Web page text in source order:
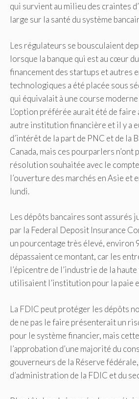
qui survient au milieu des craintes
large sur la santé du système
Les régulateurs se bousculaient
lorsque la banque qui est au cœur
financement des startups et autres
technologiques a été placée sous
qui équivalait à une course
L’option préférée aurait été de faire
autre institution financière et il y a
d’intérêt de la part de PNC et de la
Canada, mais ces pourparlers n’ont
résolution souhaitée avec le
l’ouverture des marchés en Asie et
lundi.
Les dépôts bancaires sont assurés
par la Federal Deposit Insurance
un pourcentage très élevé, environ
dépassaient ce montant, car les
l’épicentre de l’industrie de la
utilisaient l’institution pour la paie
La FDIC peut protéger les dépôts
de ne pas le faire présenterait un
pour le système financier, mais
l’approbation d’une majorité du
gouverneurs de la Réserve
d’administration de la FDIC et du